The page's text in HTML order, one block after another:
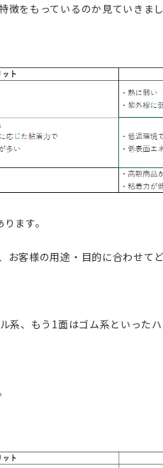
をもっているのか見ていきまし
ます。
お客様の用途・目的に合わせて
系、もう1面はゴム系といった